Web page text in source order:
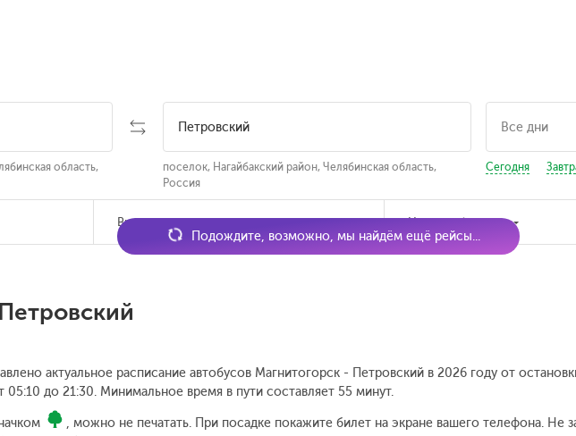
область,
поселок, Нагайбакский район, Челябинская область,
Россия
Сегодня
Время отправления Наличие билетов
актуальное расписание автобусов Магнитогорск - Петровский в 2026 году от
05:10 до 21:30. Минимальное время в пути составляет 55 минут.
, можно не печатать. При посадке покажите билет на экране вашего телефона. Не
Подождите, возможно, мы найдём ещё рейсы...